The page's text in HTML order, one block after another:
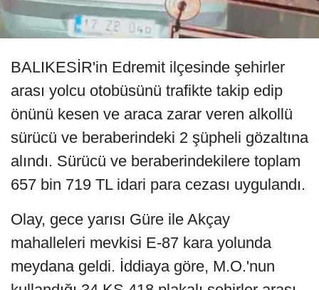
BALIKESİR'in Edremit ilçesinde şehirler
arası yolcu otobüsünü trafikte takip edip
önünü kesen ve araca zarar veren alkollü
sürücü ve beraberindeki 2 şüpheli gözaltına
alındı. Sürücü ve beraberindekilere toplam
657 bin 719 TL idari para cezası uygulandı.
Olay, gece yarısı Güre ile Akçay
mahalleleri mevkisi E-87 kara yolunda
meydana geldi. İddiaya göre, M.O.'nun